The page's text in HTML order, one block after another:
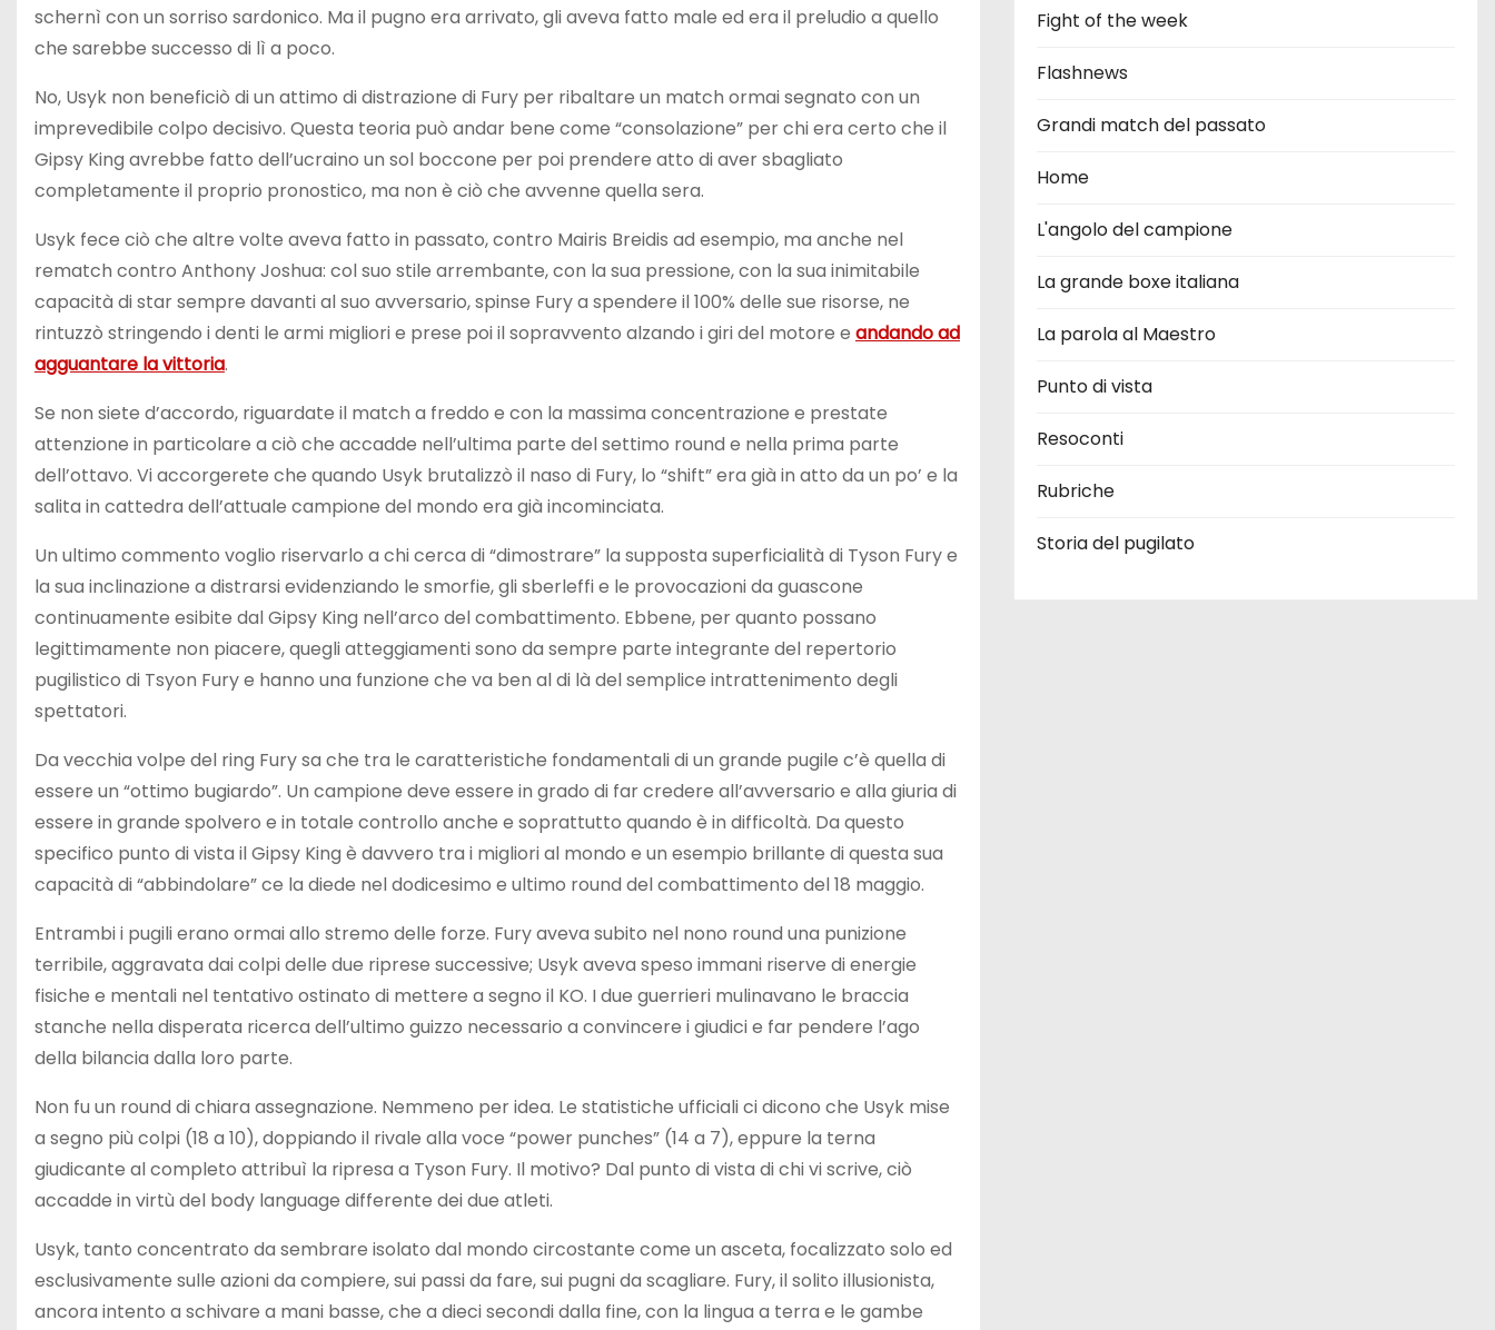
schernì con un sorriso sardonico. Ma il pugno era arrivato, gli aveva fatto male ed era il preludio a quello
che sarebbe successo di lì a poco.
No, Usyk non beneficiò di un attimo di distrazione di Fury per ribaltare un match ormai segnato con un
imprevedibile colpo decisivo. Questa teoria può andar bene come “consolazione” per chi era certo che il
Gipsy King avrebbe fatto dell’ucraino un sol boccone per poi prendere atto di aver sbagliato
completamente il proprio pronostico, ma non è ciò che avvenne quella sera.
Usyk fece ciò che altre volte aveva fatto in passato, contro Mairis Breidis ad esempio, ma anche nel
rematch contro Anthony Joshua: col suo stile arrembante, con la sua pressione, con la sua inimitabile
capacità di star sempre davanti al suo avversario, spinse Fury a spendere il 100% delle sue risorse, ne
rintuzzò stringendo i denti le armi migliori e prese poi il sopravvento alzando i giri del motore e andando ad
agguantare la vittoria.
Se non siete d’accordo, riguardate il match a freddo e con la massima concentrazione e prestate
attenzione in particolare a ciò che accadde nell’ultima parte del settimo round e nella prima parte
dell’ottavo. Vi accorgerete che quando Usyk brutalizzò il naso di Fury, lo “shift” era già in atto da un po’ e la
salita in cattedra dell’attuale campione del mondo era già incominciata.
Un ultimo commento voglio riservarlo a chi cerca di “dimostrare” la supposta superficialità di Tyson Fury e
la sua inclinazione a distrarsi evidenziando le smorfie, gli sberleffi e le provocazioni da guascone
continuamente esibite dal Gipsy King nell’arco del combattimento. Ebbene, per quanto possano
legittimamente non piacere, quegli atteggiamenti sono da sempre parte integrante del repertorio
pugilistico di Tsyon Fury e hanno una funzione che va ben al di là del semplice intrattenimento degli
spettatori.
Da vecchia volpe del ring Fury sa che tra le caratteristiche fondamentali di un grande pugile c’è quella di
essere un “ottimo bugiardo”. Un campione deve essere in grado di far credere all’avversario e alla giuria di
essere in grande spolvero e in totale controllo anche e soprattutto quando è in difficoltà. Da questo
specifico punto di vista il Gipsy King è davvero tra i migliori al mondo e un esempio brillante di questa sua
capacità di “abbindolare” ce la diede nel dodicesimo e ultimo round del combattimento del 18 maggio.
Entrambi i pugili erano ormai allo stremo delle forze. Fury aveva subito nel nono round una punizione
terribile, aggravata dai colpi delle due riprese successive; Usyk aveva speso immani riserve di energie
fisiche e mentali nel tentativo ostinato di mettere a segno il KO. I due guerrieri mulinavano le braccia
stanche nella disperata ricerca dell’ultimo guizzo necessario a convincere i giudici e far pendere l’ago
della bilancia dalla loro parte.
Non fu un round di chiara assegnazione. Nemmeno per idea. Le statistiche ufficiali ci dicono che Usyk mise
a segno più colpi (18 a 10), doppiando il rivale alla voce “power punches” (14 a 7), eppure la terna
giudicante al completo attribuì la ripresa a Tyson Fury. Il motivo? Dal punto di vista di chi vi scrive, ciò
accadde in virtù del body language differente dei due atleti.
Usyk, tanto concentrato da sembrare isolato dal mondo circostante come un asceta, focalizzato solo ed
esclusivamente sulle azioni da compiere, sui passi da fare, sui pugni da scagliare. Fury, il solito illusionista,
ancora intento a schivare a mani basse, che a dieci secondi dalla fine, con la lingua a terra e le gambe
Fight of the week
Flashnews
Grandi match del passato
Home
L'angolo del campione
La grande boxe italiana
La parola al Maestro
Punto di vista
Resoconti
Rubriche
Storia del pugilato